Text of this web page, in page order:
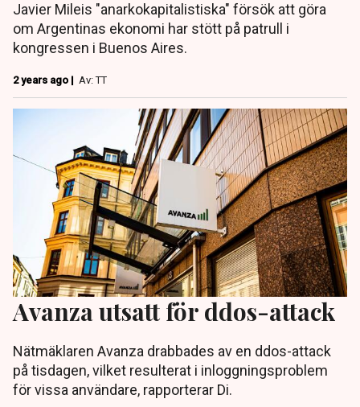
Javier Mileis "anarkokapitalistiska" försök att göra
om Argentinas ekonomi har stött på patrull i
kongressen i Buenos Aires.
2 years ago | Av: TT
Avanza utsatt för ddos-attack
Nätmäklaren Avanza drabbades av en ddos-attack
på tisdagen, vilket resulterat i inloggningsproblem
för vissa användare, rapporterar Di.